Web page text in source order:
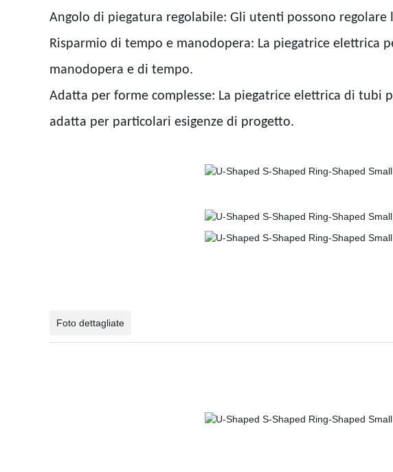
Angolo di piegatura regolabile: Gli utenti possono
Risparmio di tempo e manodopera: La piegatrice
manodopera e di tempo.
Adatta per forme complesse: La piegatrice elettrica di tubi
adatta per particolari esigenze di progetto.
Foto dettagliate